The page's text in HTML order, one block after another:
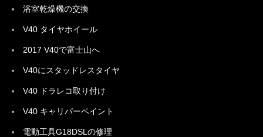
浴室乾燥機の交換
V40 タイヤホイール
2017 V40で富士山へ
V40にスタッドレスタイヤ
V40 ドラレコ取り付け
V40 キャリパーペイント
電動工具G18DSLの修理